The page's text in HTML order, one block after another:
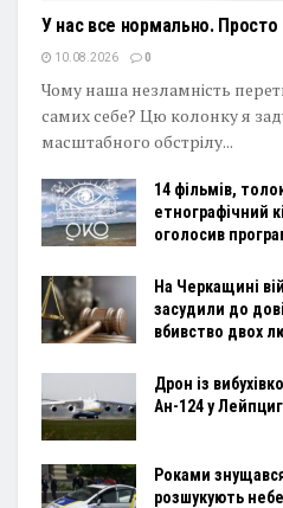
У нас все нормально. Просто
10.08.2026 0
Чому наша незламність
самих себе? Цю колонку я
масштабного обстрілу...
14 фільмів,
етнографічний
оголосив
На Черкащині
засудили до
вбивство двох
Дрон із
Ан-124 у
Роками
розшукують